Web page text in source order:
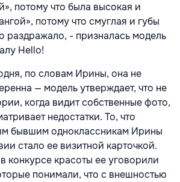
потому что была высокая и
потому что смуглая и губы
раздражало, - призналась модель
Hello!
по словам Ирины, она не
— модель утверждает, что не
когда видит собственные фото,
недостатки. То, что
бывшим одноклассникам Ирины
стало ее визитной карточкой.
конкурсе красоты ее уговорили
понимали, что с внешностью